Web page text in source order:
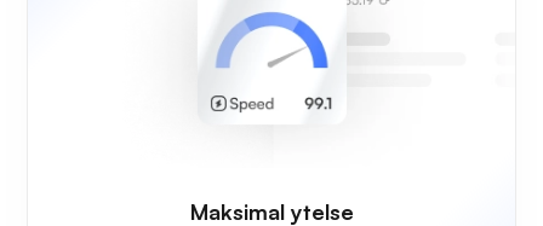
Maksimal ytelse